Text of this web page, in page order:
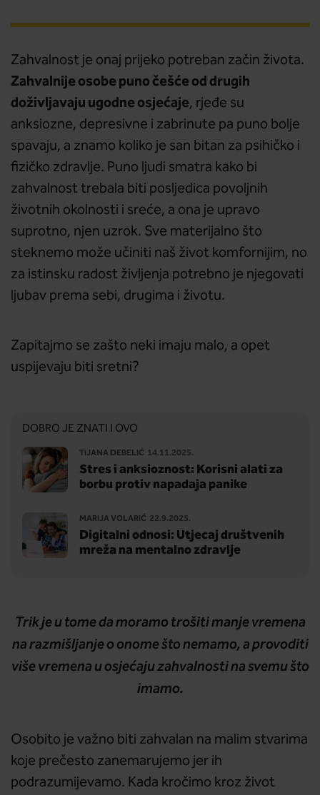
Zahvalnost je onaj prijeko potreban začin života.
Zahvalnije osobe puno češće od drugih
doživljavaju ugodne osjećaje, rjeđe su
anksiozne, depresivne i zabrinute pa puno bolje
spavaju, a znamo koliko je san bitan za psihičko i
fizičko zdravlje. Puno ljudi smatra kako bi
zahvalnost trebala biti posljedica povoljnih
životnih okolnosti i sreće, a ona je upravo
suprotno, njen uzrok. Sve materijalno što
steknemo može učiniti naš život komfornijim, no
za istinsku radost življenja potrebno je njegovati
ljubav prema sebi, drugima i životu.
Zapitajmo se zašto neki imaju malo, a opet
uspijevaju biti sretni?
DOBRO JE ZNATI I OVO
TIJANA DEBELIĆ 14.11.2025.
Stres i anksioznost: Korisni alati za
borbu protiv napadaja panike
MARIJA VOLARIĆ 22.9.2025.
Digitalni odnosi: Utjecaj društvenih
mreža na mentalno zdravlje
Trik je u tomedamoramo trošiti manje vremena
na razmišljanje o onome što nemamo, a provoditi
više vremena u osjećaju zahvalnosti na svemu što
imamo.
Osobito je važno biti zahvalan na malim stvarima
koje prečesto zanemarujemo jer ih
podrazumijevamo. Kada kročimo kroz život